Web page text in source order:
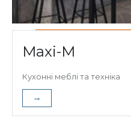
Maxi-M
Кухонні меблі та техніка
→